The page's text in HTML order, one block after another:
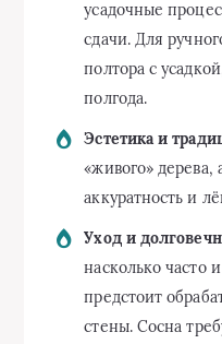
усадочные
сдачи. Для
полтора с
полгода.
Эстетика и
«живого»
аккуратность и
Уход и
насколько часто
предстоит
стены. Сосна